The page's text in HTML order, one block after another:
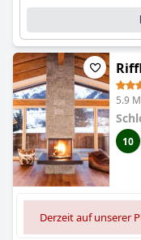
5.9
10
Derzeit auf unserer